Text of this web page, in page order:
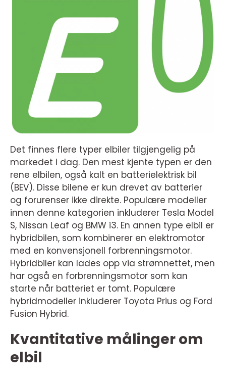
Det finnes flere typer elbiler tilgjengelig på
markedet i dag. Den mest kjente typen er den
rene elbilen, også kalt en batterielektrisk bil
(BEV). Disse bilene er kun drevet av batterier
og forurenser ikke direkte. Populære modeller
innen denne kategorien inkluderer Tesla Model
S, Nissan Leaf og BMW i3. En annen type elbil er
hybridbilen, som kombinerer en elektromotor
med en konvensjonell forbrenningsmotor.
Hybridbiler kan lades opp via strømnettet, men
har også en forbrenningsmotor som kan
starte når batteriet er tomt. Populære
hybridmodeller inkluderer Toyota Prius og Ford
Fusion Hybrid.
Kvantitative målinger om
elbil